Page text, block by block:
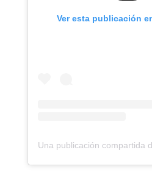
Ver esta publicación